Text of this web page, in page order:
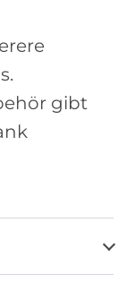
gibt